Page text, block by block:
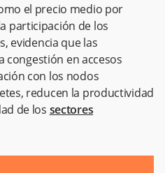
el precio medio por
participación de los
evidencia que las
congestión en accesos
con los nodos
reducen la productividad
de los sectores